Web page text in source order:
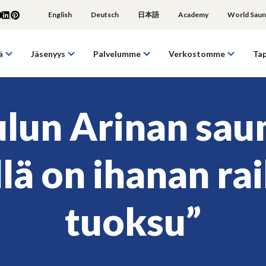
English Deutsch 日本語 Academy World
Jäsenyys Palvelumme Verkostomme
Arinan
on ihanan
tuoksu”